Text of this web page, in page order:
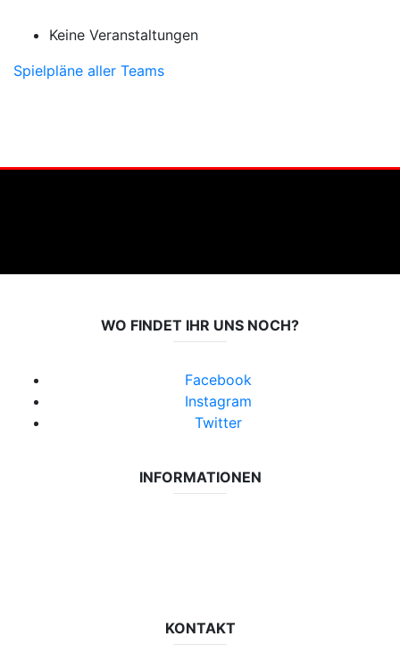
Keine Veranstaltungen
Spielpläne aller Teams
WO FINDET IHR UNS NOCH?
Facebook
Instagram
Twitter
INFORMATIONEN
KONTAKT